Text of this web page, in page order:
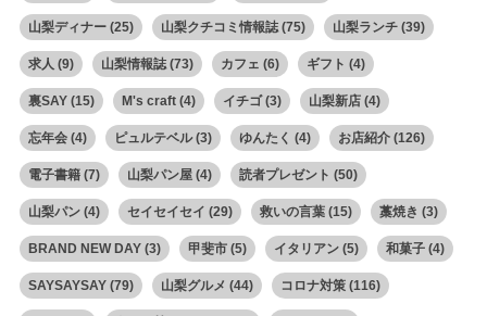
山梨ディナー(25) 山梨クチコミ情報誌(75) 山梨ランチ(39)
求人 (9) 山梨情報誌(73) カフェ (6) ギフト (4)
裏SAY(15) M's craft(4) イチゴ(3) 山梨新店(4)
忘年会(4) ピュルテベル(3) ゆんたく (4) お店紹介(126)
電子書籍(7) 山梨パン屋(4) 読者プレゼント (50)
山梨パン(4) セイセイセイ (29) 救いの言葉(15) 藁焼き (3)
BRAND NEW DAY(3) 甲斐市(5) イタリアン(5) 和菓子(4)
SAYSAYSAY(79) 山梨グルメ (44) コロナ対策(116)